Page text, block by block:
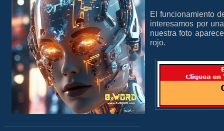
El funcionamiento
interesamos por
nuestra foto
rojo.